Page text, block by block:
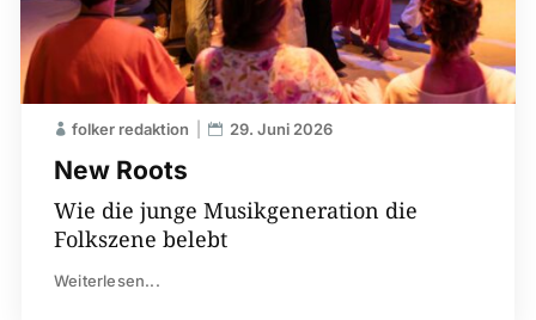
New Roots
folker redaktion 29. Juni 2026
Wie die junge Musikgeneration die
Folkszene belebt
Weiterlesen...